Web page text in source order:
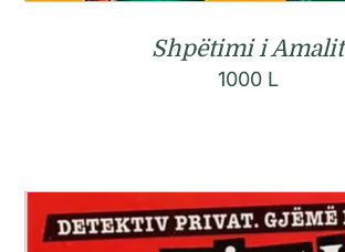
Shpëtimi i Amalit
1000 L